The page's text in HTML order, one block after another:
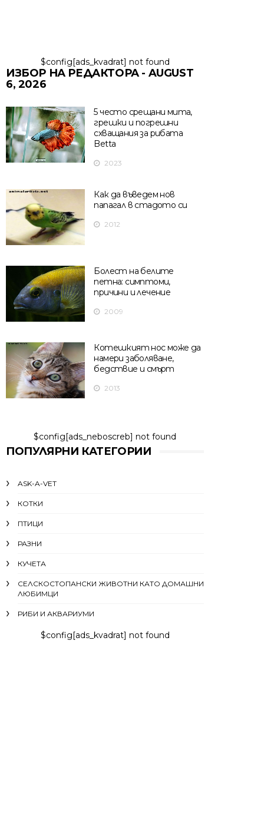
$config[ads_kvadrat] not found
ИЗБОР НА РЕДАКТОРА - AUGUST
6, 2026
5 често срещани мита,
грешки и погрешни
схващания за рибата
Betta
2023
Как да въведем нов
папагал в стадото си
2012
Болест на белите
петна: симптоми,
причини и лечение
2009
Котешкият нос може да
намери заболяване,
бедствие и смърт
2013
$config[ads_neboscreb] not found
ПОПУЛЯРНИ КАТЕГОРИИ
ASK-A-VET
КОТКИ
ПТИЦИ
РАЗНИ
КУЧЕТА
СЕЛСКОСТОПАНСКИ ЖИВОТНИ КАТО ДОМАШНИ
ЛЮБИМЦИ
РИБИ И АКВАРИУМИ
$config[ads_kvadrat] not found